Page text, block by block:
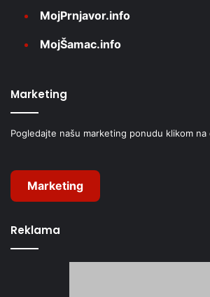
MojPrnjavor.info
MojŠamac.info
Marketing
Pogledajte našu marketing ponudu klikom na
Marketing
Reklama